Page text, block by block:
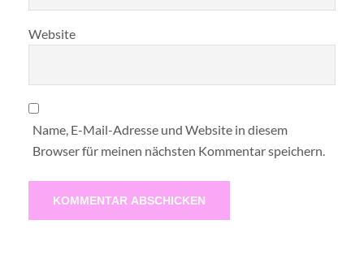
Website
Name, E-Mail-Adresse und Website in diesem
Browser für meinen nächsten Kommentar speichern.